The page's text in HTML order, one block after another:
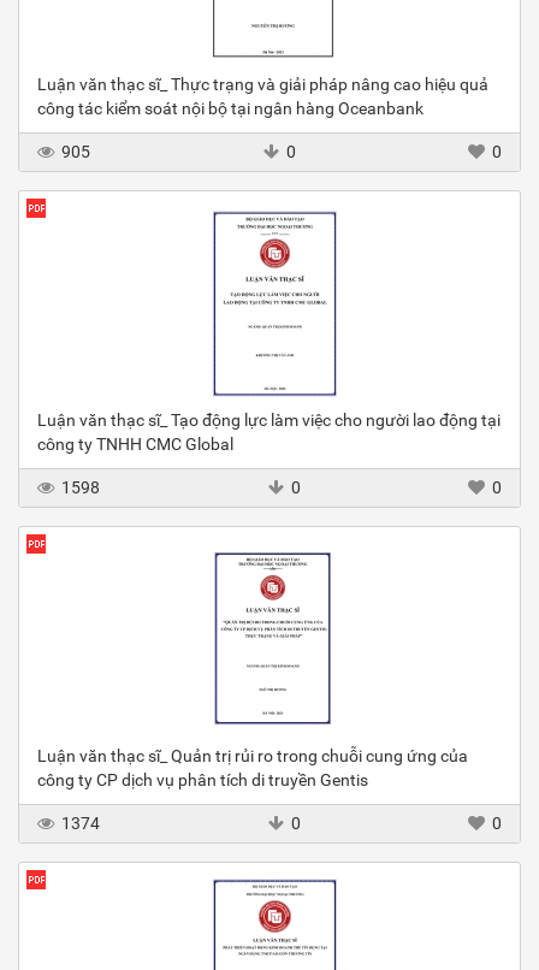
Luận văn thạc sĩ_ Thực trạng và giải pháp nâng cao hiệu quả
công tác kiểm soát nội bộ tại ngân hàng Oceanbank
905 0 0
Luận văn thạc sĩ_ Tạo động lực làm việc cho người lao động tại
công ty TNHH CMC Global
1598 0 0
Luận văn thạc sĩ_ Quản trị rủi ro trong chuỗi cung ứng của
công ty CP dịch vụ phân tích di truyền Gentis
1374 0 0